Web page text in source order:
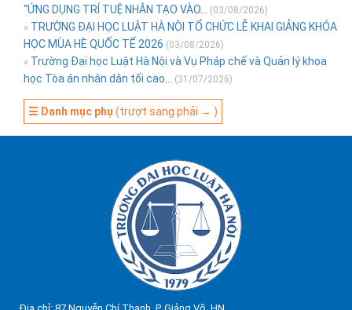
“ỨNG DỤNG TRÍ TUỆ NHÂN TẠO VÀO...
(03/08/2026)
» TRƯỜNG ĐẠI HỌC LUẬT HÀ NỘI TỔ CHỨC LỄ KHAI GIẢNG KHÓA
HỌC MÙA HÈ QUỐC TẾ 2026 (03/08/2026)
» Trường Đại học Luật Hà Nội và Vụ Pháp chế và Quản lý khoa
học Tòa án nhân dân tối cao...
(31/07/2026)
☰ Danh mục phụ (trượt sang phải → )